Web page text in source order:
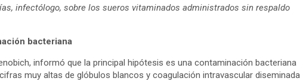
infectólogo, sobre los sueros vitaminados administrados sin respaldo
bacteriana
informó que la principal hipótesis es una contaminación bacteriana
muy altas de glóbulos blancos y coagulación intravascular diseminada